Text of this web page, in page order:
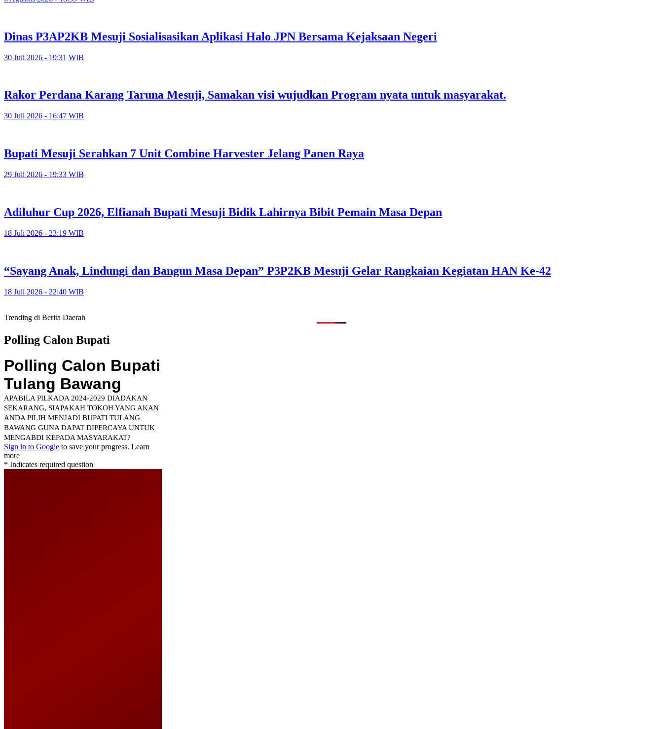
Dinas P3AP2KB Mesuji Sosialisasikan Aplikasi Halo JPN Bersama Kejaksaan Negeri
30 Juli 2026 - 19:31 WIB
Rakor Perdana Karang Taruna Mesuji, Samakan visi wujudkan Program nyata untuk masyarakat.
30 Juli 2026 - 16:47 WIB
Bupati Mesuji Serahkan 7 Unit Combine Harvester Jelang Panen Raya
29 Juli 2026 - 19:33 WIB
Adiluhur Cup 2026, Elfianah Bupati Mesuji Bidik Lahirnya Bibit Pemain Masa Depan
18 Juli 2026 - 23:19 WIB
“Sayang Anak, Lindungi dan Bangun Masa Depan” P3P2KB Mesuji Gelar Rangkaian Kegiatan HAN Ke-42
18 Juli 2026 - 22:40 WIB
Trending di Berita Daerah
Polling Calon Bupati